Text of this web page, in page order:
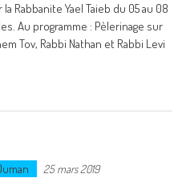
Rabbanite Yael Taieb du 05 au 08
Au programme : Pèlerinage sur
Tov, Rabbi Nathan et Rabbi Levi
25 mars 2019